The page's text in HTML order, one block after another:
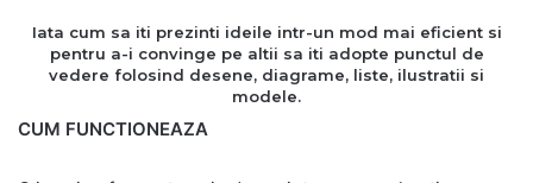
Iata cum sa iti prezinti ideile intr-un mod mai eficient si
pentru a-i convinge pe altii sa iti adopte punctul de
vedere folosind desene, diagrame, liste, ilustratii si
modele.
CUM FUNCTIONEAZA